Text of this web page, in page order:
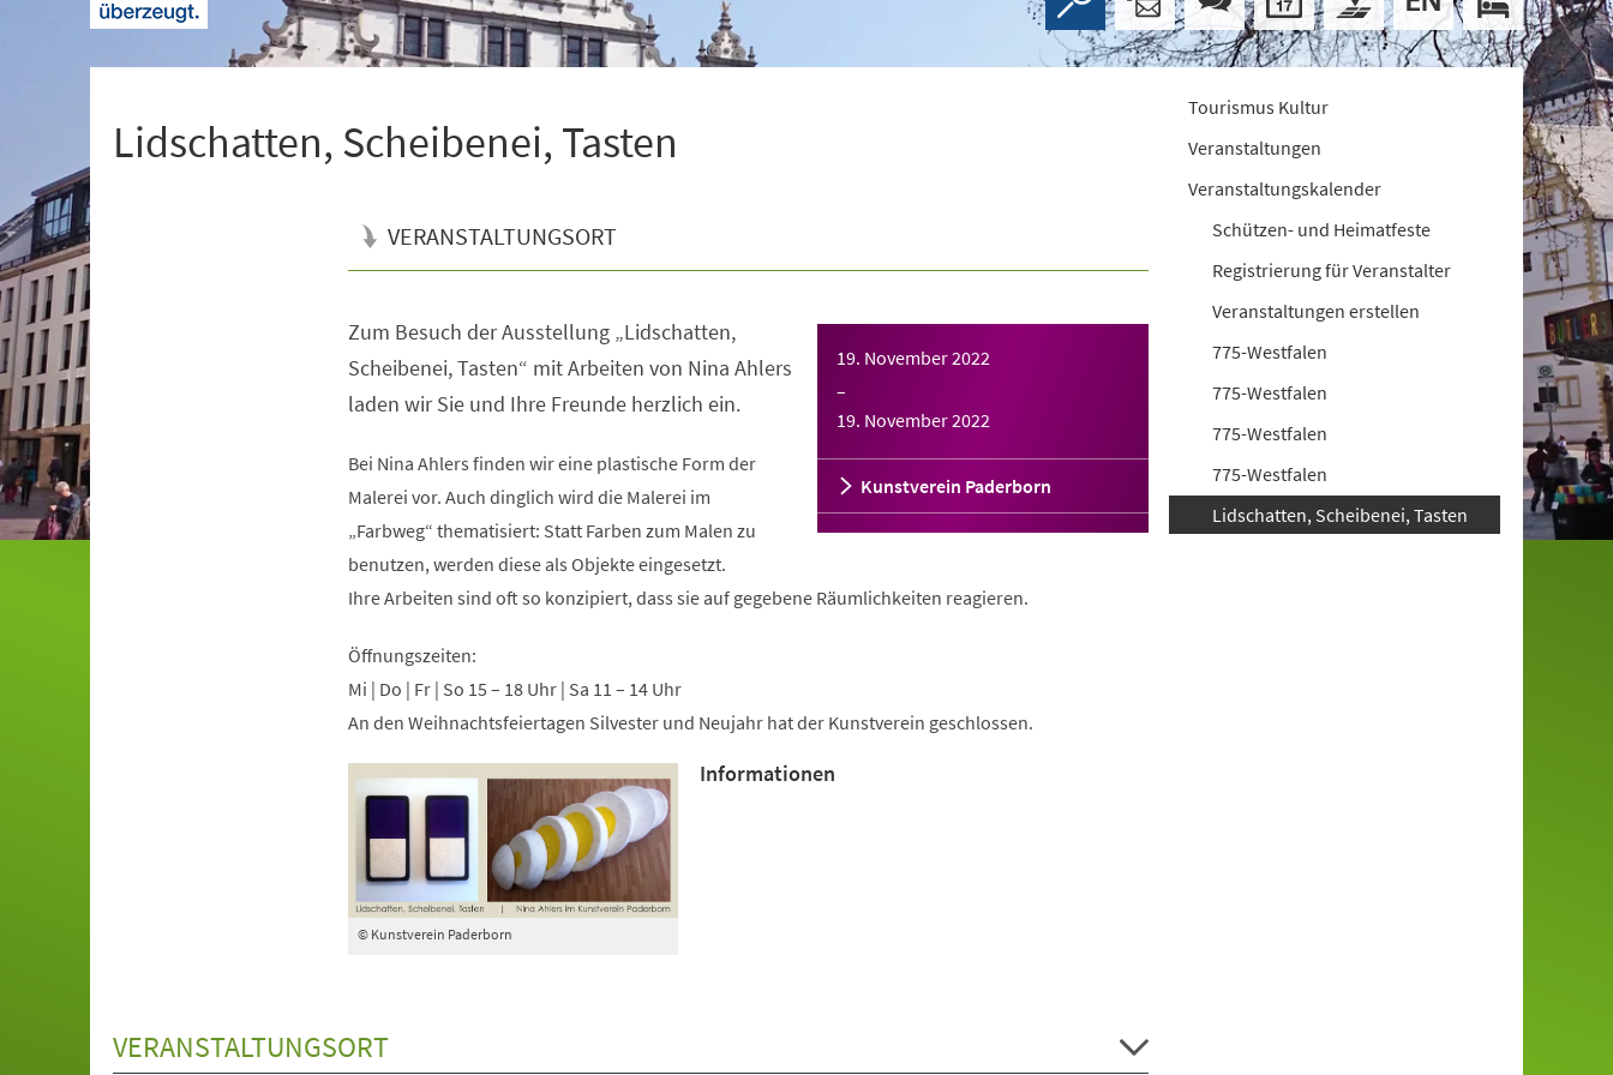
Lidschatten, Scheibenei, Tasten
VERANSTALTUNGSORT
19. November 2022
–
19. November 2022
Kunstverein Paderborn
Zum Besuch der Ausstellung „Lidschatten,
Scheibenei, Tasten“ mit Arbeiten von Nina Ahlers
laden wir Sie und Ihre Freunde herzlich ein.
Bei Nina Ahlers finden wir eine plastische Form der
Malerei vor. Auch dinglich wird die Malerei im
„Farbweg“ thematisiert: Statt Farben zum Malen zu
benutzen, werden diese als Objekte eingesetzt.
Ihre Arbeiten sind oft so konzipiert, dass sie auf gegebene Räumlichkeiten reagieren.
Öffnungszeiten:
Mi | Do | Fr | So 15 – 18 Uhr | Sa 11 – 14 Uhr
An den Weihnachtsfeiertagen Silvester und Neujahr hat der Kunstverein geschlossen.
© Kunstverein Paderborn
Informationen
VERANSTALTUNGSORT
Tourismus Kultur
Veranstaltungen
Veranstaltungskalender
Schützen- und Heimatfeste
Registrierung für Veranstalter
Veranstaltungen erstellen
775-Westfalen
775-Westfalen
775-Westfalen
775-Westfalen
Lidschatten, Scheibenei, Tasten